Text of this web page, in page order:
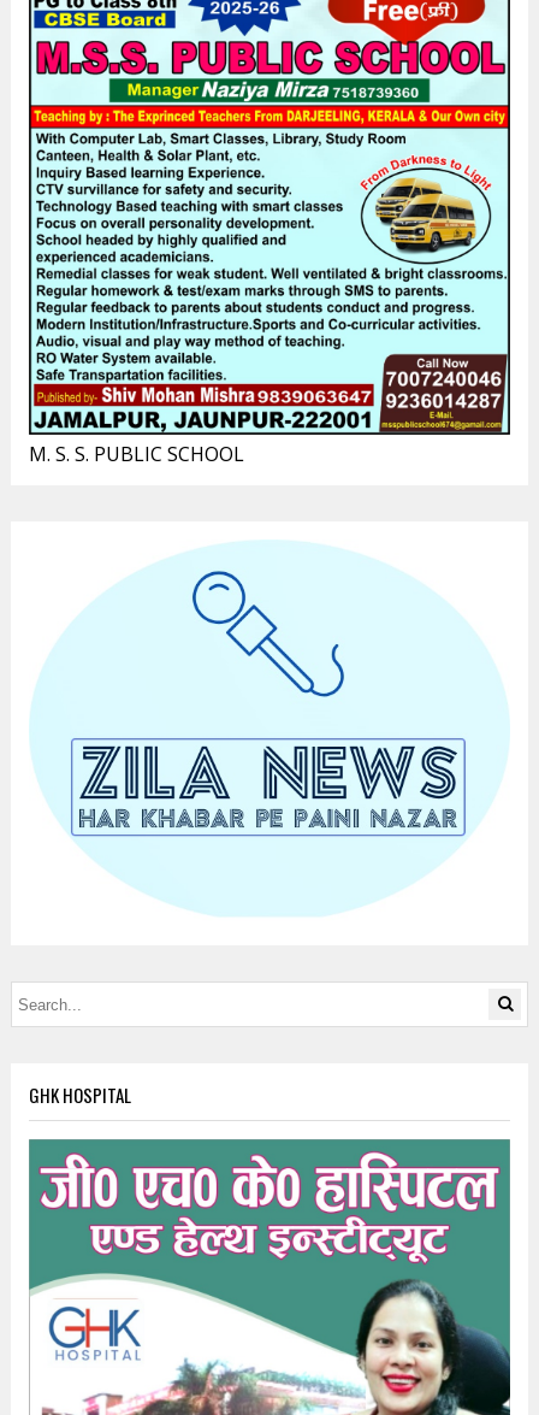
M. S. S. PUBLIC SCHOOL
GHK HOSPITAL